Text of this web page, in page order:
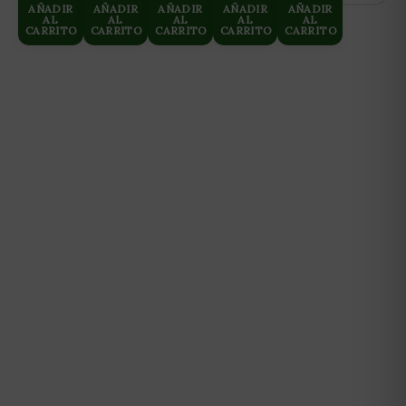
AÑADIR
AL
CARRITO
AÑADIR
AL
CARRITO
AÑADIR
AL
CARRITO
AÑADIR
AL
CARRITO
AÑADIR
AL
CARRITO